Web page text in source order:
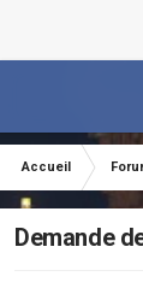
Accueil
Demande